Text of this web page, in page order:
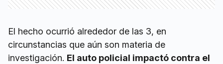
El hecho ocurrió alrededor de las 3, en
circunstancias que aún son materia de
investigación. El auto policial impactó contra el